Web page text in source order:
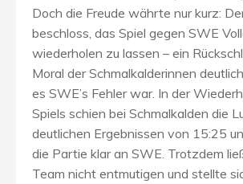
Doch die Freude währte nur kurz:
beschloss, das Spiel gegen SWE
wiederholen zu lassen – ein
Moral der Schmalkalderinnen
es SWE’s Fehler war. In der
Spiels schien bei Schmalkalden die
deutlichen Ergebnissen von 15:25
die Partie klar an SWE. Trotzdem
Team nicht entmutigen und stellte